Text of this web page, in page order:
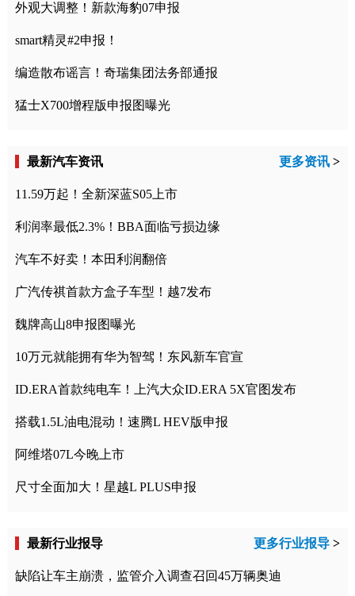
外观大调整！新款海豹07申报
smart精灵#2申报！
编造散布谣言！奇瑞集团法务部通报
猛士X700增程版申报图曝光
最新汽车资讯 更多资讯 >
11.59万起！全新深蓝S05上市
利润率最低2.3%！BBA面临亏损边缘
汽车不好卖！本田利润翻倍
广汽传祺首款方盒子车型！越7发布
魏牌高山8申报图曝光
10万元就能拥有华为智驾！东风新车官宣
ID.ERA首款纯电车！上汽大众ID.ERA 5X官图发布
搭载1.5L油电混动！速腾L HEV版申报
阿维塔07L今晚上市
尺寸全面加大！星越L PLUS申报
最新行业报导 更多行业报导 >
缺陷让车主崩溃，监管介入调查召回45万辆奥迪